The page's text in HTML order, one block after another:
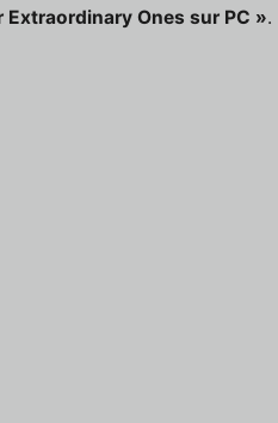
Extraordinary Ones sur PC ».